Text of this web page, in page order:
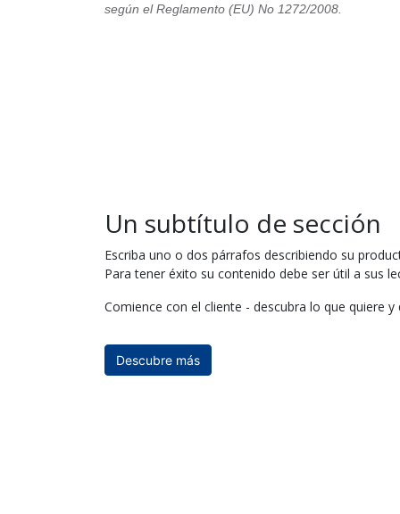
según el Reglamento (EU) No 1272/2008.
Un subtítulo de sección
Escriba uno o dos párrafos describiendo su
Para tener éxito su contenido debe ser útil a sus
Comience con el cliente - descubra lo que quiere y
Descubre más